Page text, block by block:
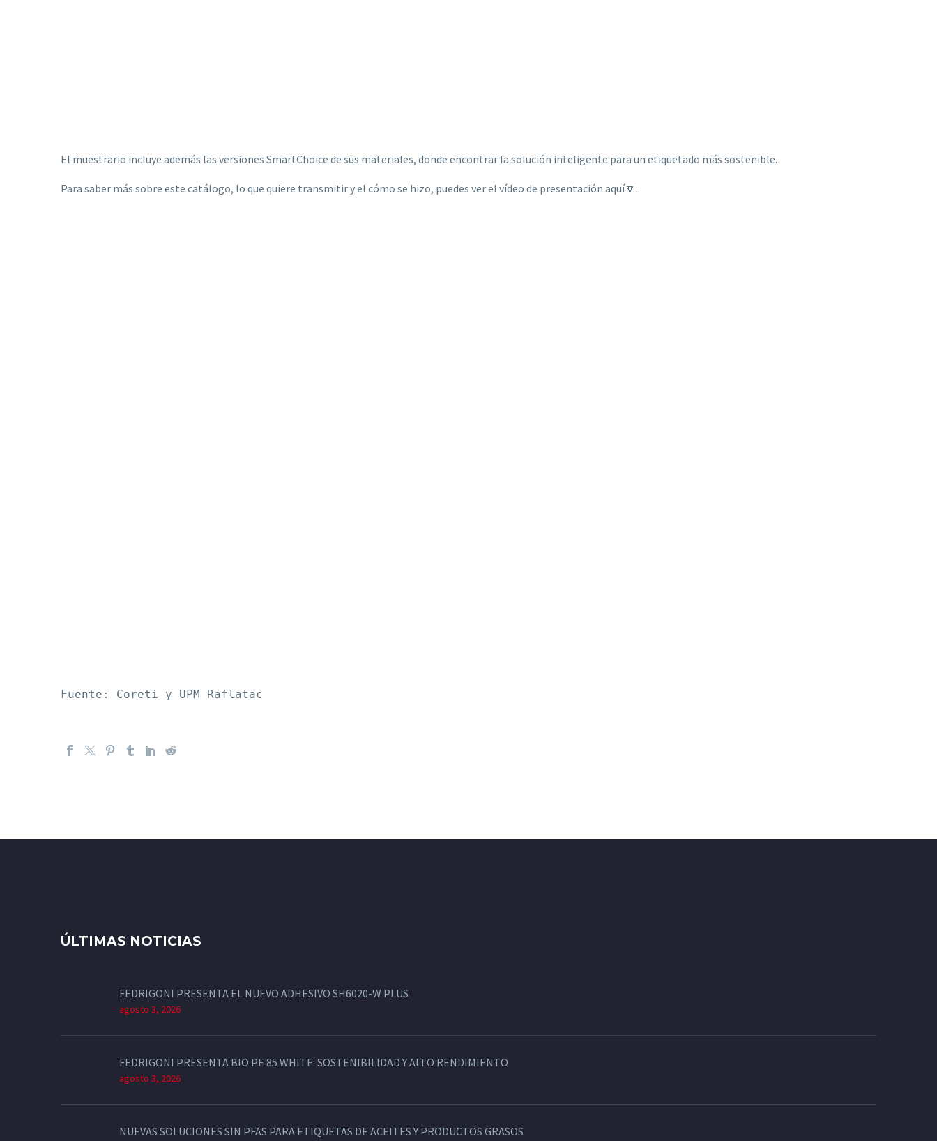
El muestrario incluye además las versiones SmartChoice de sus materiales, donde encontrar la solución inteligente para un etiquetado más sostenible.
Para saber más sobre este catálogo, lo que quiere transmitir y el cómo se hizo, puedes ver el vídeo de presentación aquí🔽:
Fuente: Coreti y UPM Raflatac
ÚLTIMAS NOTICIAS
FEDRIGONI PRESENTA EL NUEVO ADHESIVO SH6020-W PLUS
agosto 3, 2026
FEDRIGONI PRESENTA BIO PE 85 WHITE: SOSTENIBILIDAD Y ALTO RENDIMIENTO
agosto 3, 2026
NUEVAS SOLUCIONES SIN PFAS PARA ETIQUETAS DE ACEITES Y PRODUCTOS GRASOS